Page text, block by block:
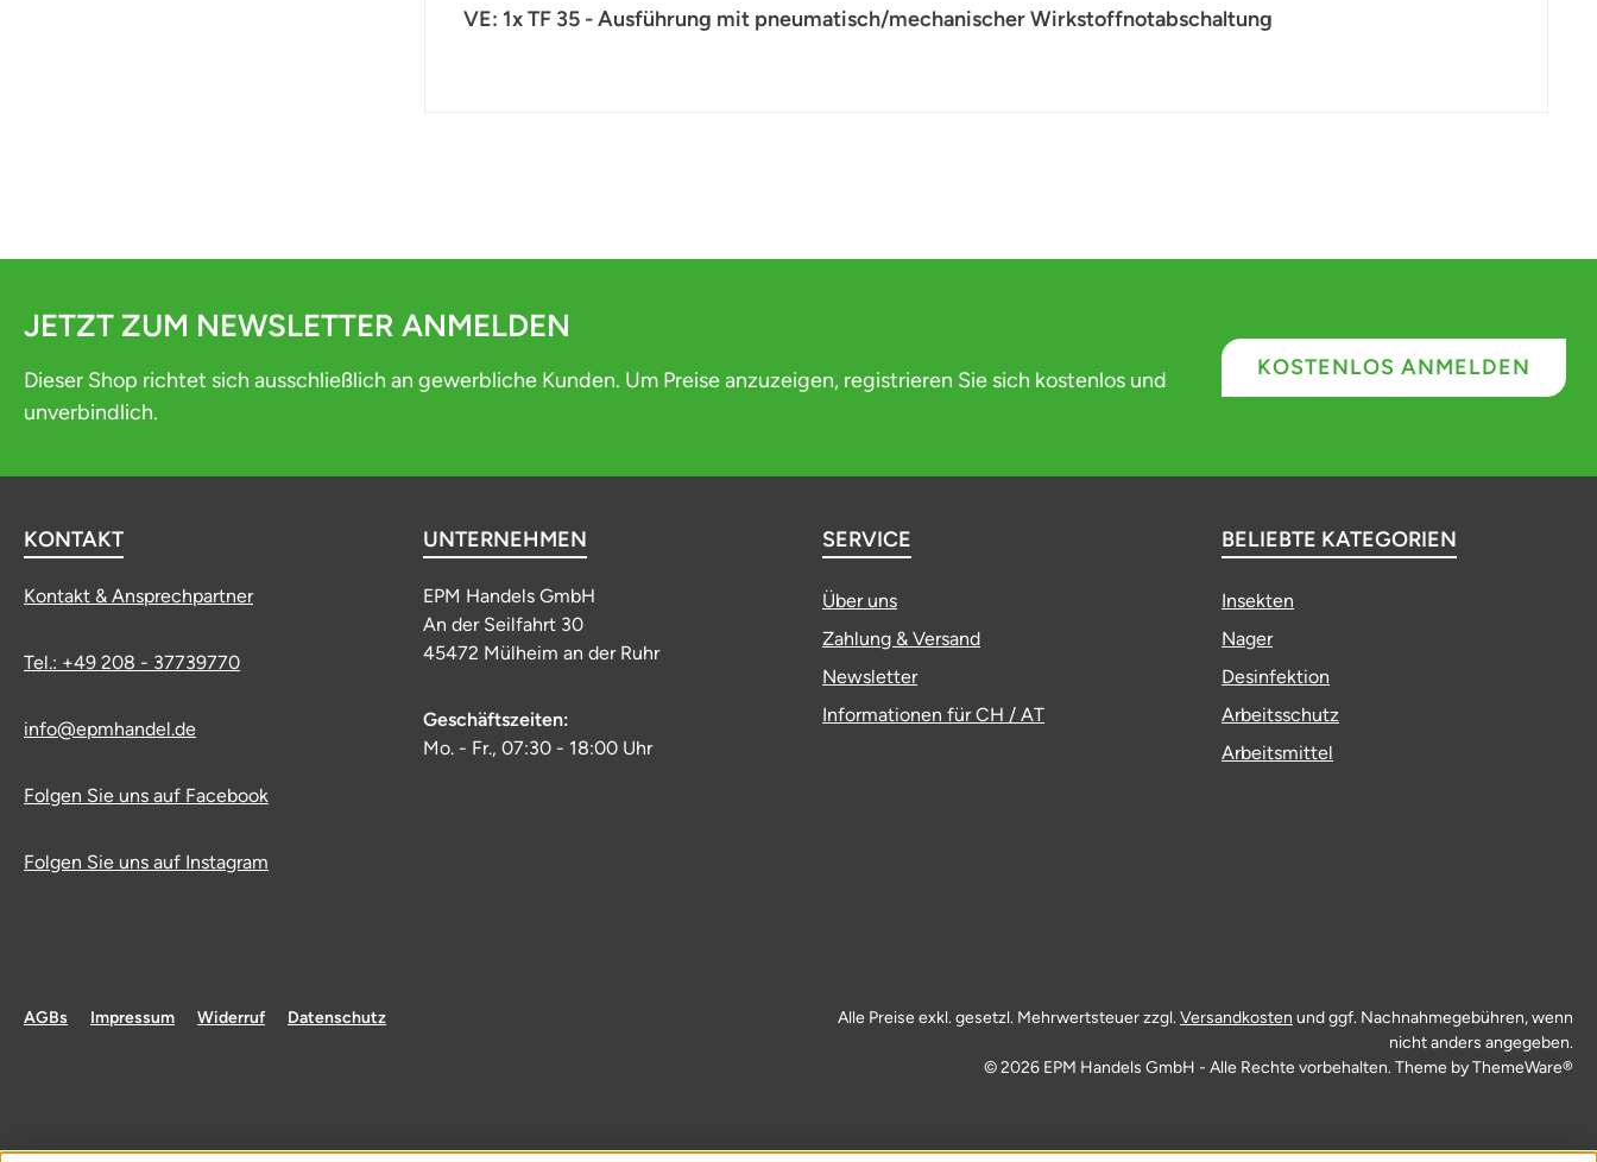
VE: 1x TF 35 - Ausführung mit pneumatisch/mechanischer Wirkstoffnotabschaltung
JETZT ZUM NEWSLETTER ANMELDEN
Dieser Shop richtet sich ausschließlich an gewerbliche Kunden. Um Preise anzuzeigen, registrieren Sie sich kostenlos und
unverbindlich.
KOSTENLOS ANMELDEN
KONTAKT
Kontakt & Ansprechpartner
Tel.: +49 208 - 37739770
info@epmhandel.de
Folgen Sie uns auf Facebook
Folgen Sie uns auf Instagram
UNTERNEHMEN
EPM Handels GmbH
An der Seilfahrt 30
45472 Mülheim an der Ruhr
Geschäftszeiten:
Mo. - Fr., 07:30 - 18:00 Uhr
SERVICE
Über uns
Zahlung & Versand
Newsletter
Informationen für CH / AT
BELIEBTE KATEGORIEN
Insekten
Nager
Desinfektion
Arbeitsschutz
Arbeitsmittel
AGBs Impressum Widerruf Datenschutz Alle Preise exkl. gesetzl. Mehrwertsteuer zzgl. Versandkosten und ggf. Nachnahmegebühren, wenn
nicht anders angegeben.
© 2026 EPM Handels GmbH - Alle Rechte vorbehalten. Theme byThemeWare®